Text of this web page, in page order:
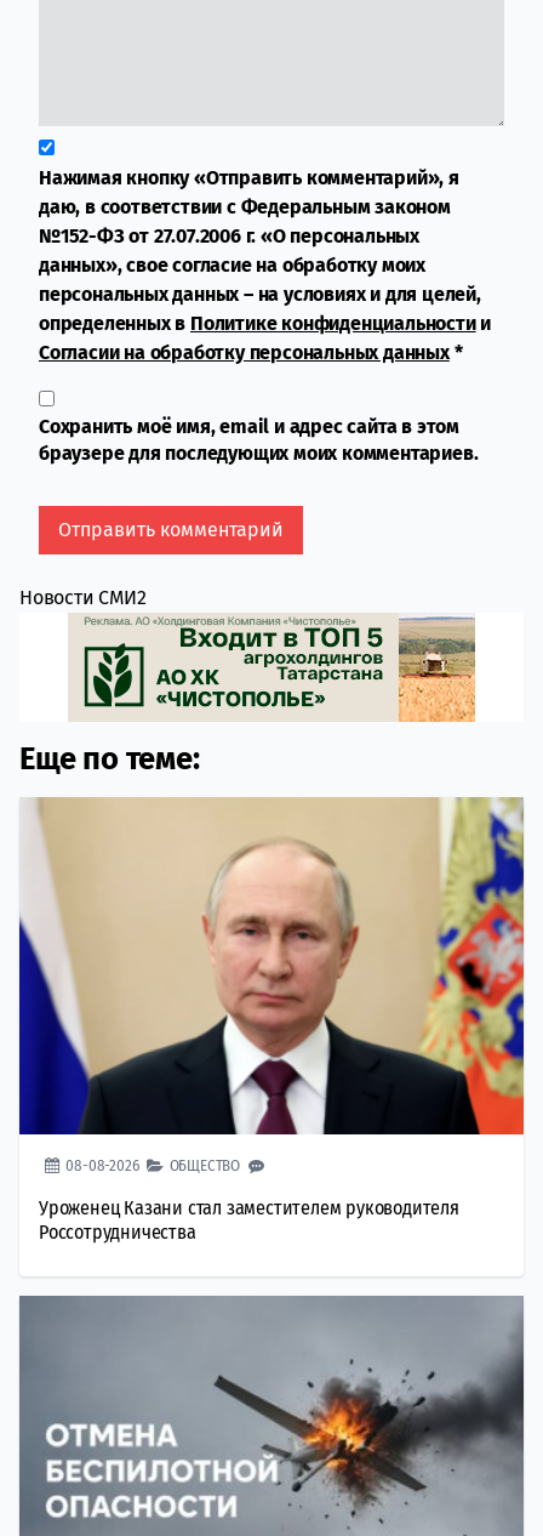
Нажимая кнопку «Отправить комментарий», я
даю, в соответствии с Федеральным законом
№152-ФЗ от 27.07.2006 г. «О персональных
данных», свое согласие на обработку моих
персональных данных – на условиях и для целей,
определенных в Политике конфиденциальностии
Согласии на обработку персональных данных*
Сохранить моё имя, email и адрес сайта в этом
браузере для последующих моих комментариев.
Новости СМИ2
Еще по теме:
08-08-2026 ОБЩЕСТВО
Уроженец Казани стал заместителем руководителя
Россотрудничества